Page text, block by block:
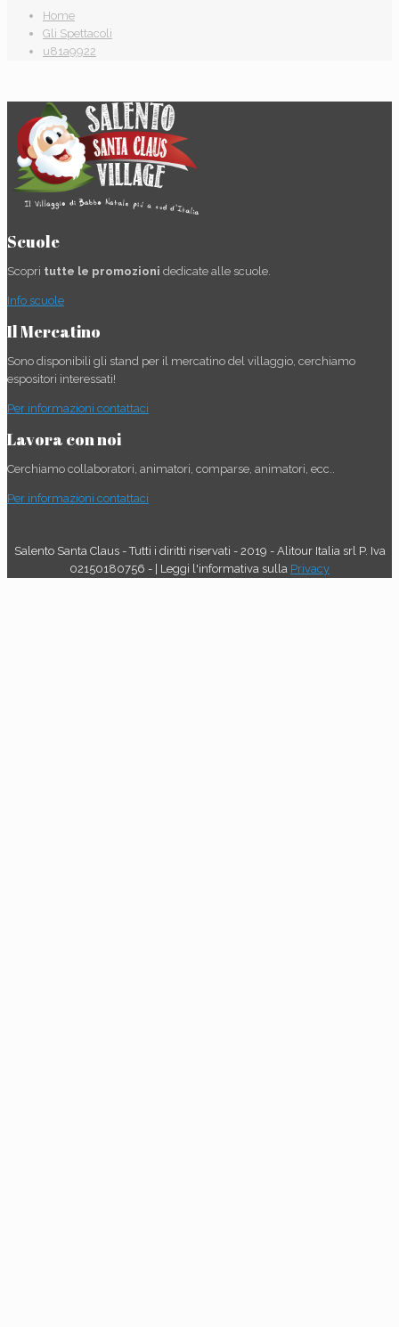
Home
Gli Spettacoli
u81a9922
Scuole
Scopri tutte le promozioni dedicate alle scuole.
Info scuole
Il Mercatino
Sono disponibili gli stand per il mercatino del villaggio, cerchiamo
espositori interessati!
Per informazioni contattaci
Lavora con noi
Cerchiamo collaboratori, animatori, comparse, animatori, ecc..
Per informazioni contattaci
Salento Santa Claus - Tutti i diritti riservati - 2019 - Alitour Italia srl P. Iva
02150180756 - | Leggi l'informativa sulla Privacy